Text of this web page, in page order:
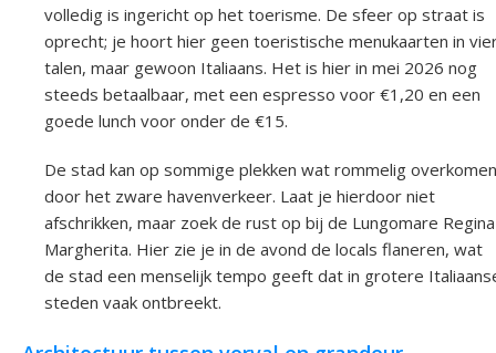
volledig is ingericht op het toerisme. De sfeer op straat is
oprecht; je hoort hier geen toeristische menukaarten in
talen, maar gewoon Italiaans. Het is hier in mei 2026 nog
steeds betaalbaar, met een espresso voor €1,20 en een
goede lunch voor onder de €15.
De stad kan op sommige plekken wat rommelig overkomen
door het zware havenverkeer. Laat je hierdoor niet
afschrikken, maar zoek de rust op bij de Lungomare Regina
Margherita. Hier zie je in de avond de locals flaneren, wat
de stad een menselijk tempo geeft dat in grotere
steden vaak ontbreekt.